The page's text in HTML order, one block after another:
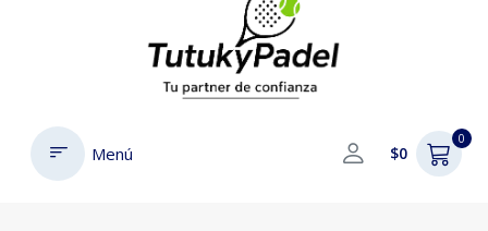
Menú $0
0